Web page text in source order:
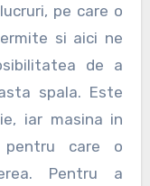
pe care o
si aici ne
de a
spala. Este
iar masina in
pentru care o
Pentru a